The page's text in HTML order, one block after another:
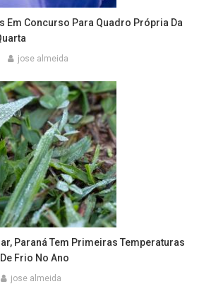
Em Concurso Para Quadro Própria Da
jose almeida
Paraná Tem Primeiras Temperaturas
Frio No Ano
jose almeida